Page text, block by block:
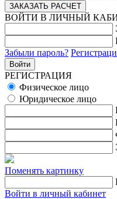
ВОЙТИ В ЛИЧНЫЙ
Забыли пароль?
РЕГИСТРАЦИЯ
Физическое лицо
Юридическое лицо
Поменять картинку
Войти в личный кабинет